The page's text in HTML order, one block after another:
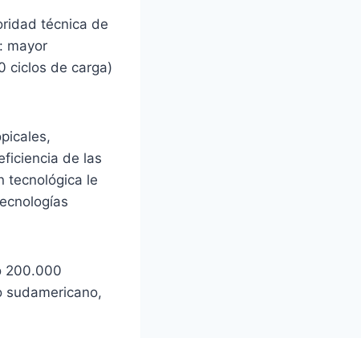
técnica de
mayor
ciclos de carga)
de las
tecnológica le
200.000
sudamericano,